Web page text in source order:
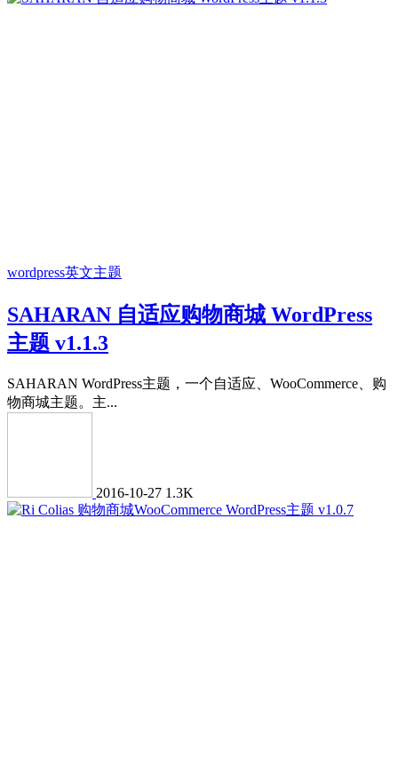
wordpress英文主题
SAHARAN 自适应购物商城 WordPress
主题 v1.1.3
SAHARAN WordPress主题，一个自适应、WooCommerce、购
物商城主题。主...
2016-10-27 1.3K